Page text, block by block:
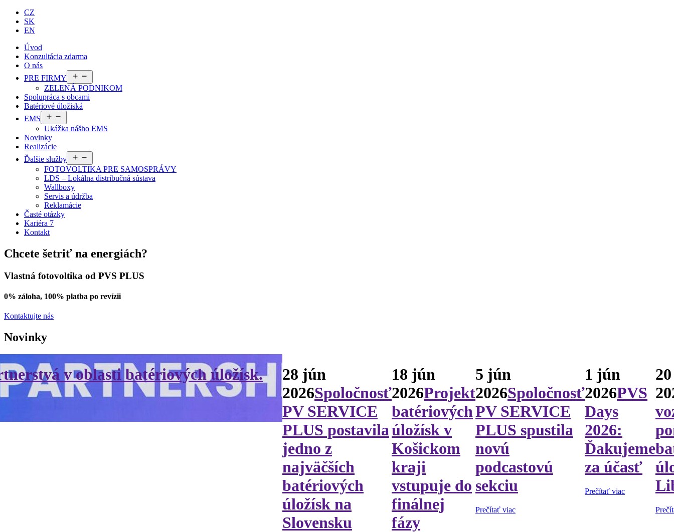
CZ
SK
EN
Úvod
Konzultácia zdarma
O nás
PRE FIRMY
menu
ZELENÁ PODNIKOM
Spolupráca s obcami
Batériové úložiská
EMS
menu
Ukážka nášho EMS
Novinky
Realizácie
Ďalšie služby
menu
FOTOVOLTIKA PRE SAMOSPRÁVY
LDS – Lokálna distribučná sústava
Wallboxy
Servis a údržba
Reklamácie
Časté otázky
Kariéra 7
Kontakt
Chcete šetriť na energiách?
Vlastná fotovoltika od PVS PLUS
0% záloha, 100% platba po revízii
Kontaktujte nás
Novinky
v oblasti batériových úložísk.
28 jún
2026Spoločnosť
PV SERVICE
PLUS postavila
jedno z
najväčších
batériových
úložísk na
Slovensku
18 jún
2026Projekt
batériových
úložísk v
Košickom
kraji
vstupuje do
finálnej
fázy
5 jún
2026Spoločnosť
PV SERVICE
PLUS spustila
novú
podcastovú
sekciu
Prečítať viac
1 jún
2026PVS
Days
2026:
Ďakujeme
za účasť
Prečítať viac